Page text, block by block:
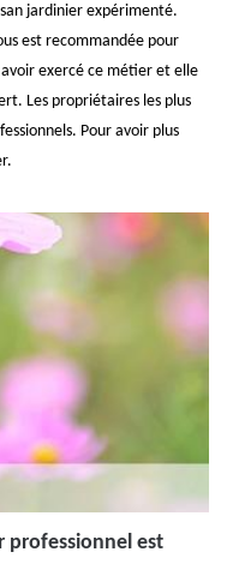
jardinier expérimenté.
est recommandée pour
exercé ce métier et elle
Les propriétaires les plus
Pour avoir plus
professionnel est